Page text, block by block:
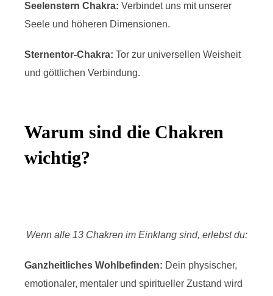
Seelenstern Chakra: Verbindet uns mit unserer
Seele und höheren Dimensionen.
Sternentor-Chakra: Tor zur universellen Weisheit
und göttlichen Verbindung.
Warum sind die Chakren
wichtig?
Wenn alle 13 Chakren im Einklang sind, erlebst du:
Ganzheitliches Wohlbefinden: Dein physischer,
emotionaler, mentaler und spiritueller Zustand wird